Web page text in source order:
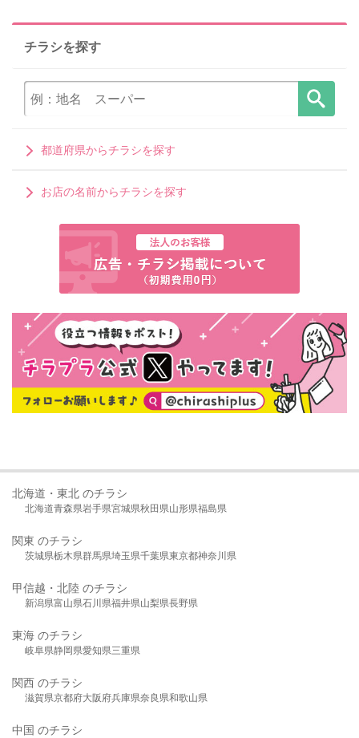
チラシを探す
都道府県からチラシを探す
お店の名前からチラシを探す
北海道・東北 のチラシ
北海道青森県岩手県宮城県秋田県山形県福島県
関東 のチラシ
茨城県栃木県群馬県埼玉県千葉県東京都神奈川県
甲信越・北陸 のチラシ
新潟県富山県石川県福井県山梨県長野県
東海 のチラシ
岐阜県静岡県愛知県三重県
関西 のチラシ
滋賀県京都府大阪府兵庫県奈良県和歌山県
中国 のチラシ